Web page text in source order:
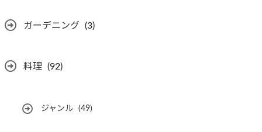
ガーデニング (3)
料理 (92)
ジャンル (49)